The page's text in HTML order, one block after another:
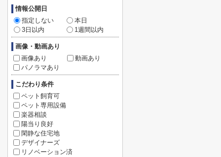
情報公開日
指定しない
本日
3日以内
1週間以内
画像・動画あり
画像あり
動画あり
パノラマあり
こだわり条件
ペット飼育可
ペット専用設備
楽器相談
陽当り良好
閑静な住宅地
デザイナーズ
リノベーション済